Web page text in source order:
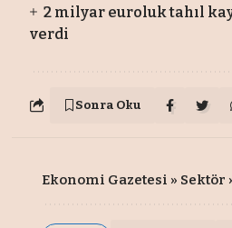
2 milyar euroluk tahıl
verdi
Sonra Oku
Ekonomi Gazetesi » Sektör